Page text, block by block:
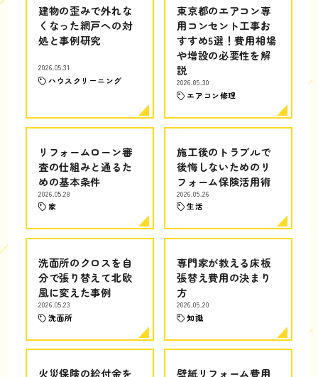
建物の歪みで外れな
くなった網戸への対
処と事例研究
2026.05.31
ハウスクリーニング
東京都のエアコン専
用コンセント工事お
すすめ5選！費用相場
や増設の必要性を解
説
2026.05.30
エアコン修理
リフォームローン審
査の仕組みと通るた
めの基本条件
2026.05.28
家
施工後のトラブルで
後悔しないためのリ
フォーム保険活用術
2026.05.26
生活
洗面所のクロスを自
分で張り替えて北欧
風に変えた事例
2026.05.23
洗面所
専門家が教える床板
張替え費用の決まり
方
2026.05.20
知識
火災保険の給付金を
壁紙リフォーム費用